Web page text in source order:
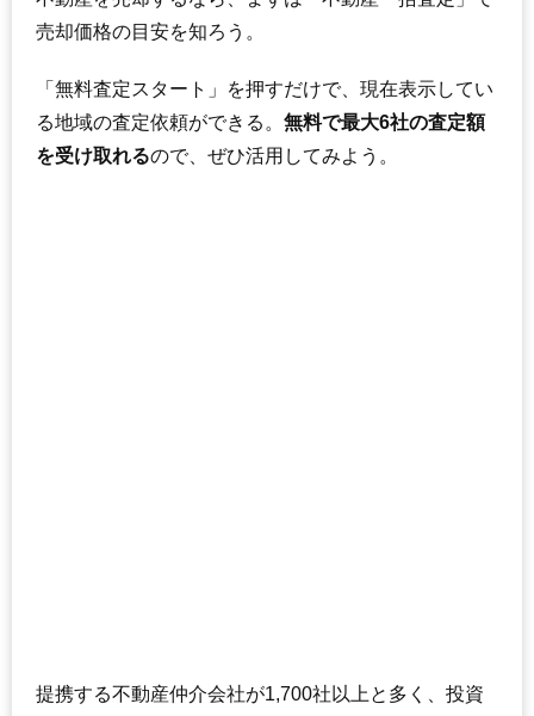
売却価格の目安を知ろう。
「無料査定スタート」を押すだけで、現在表示してい
る地域の査定依頼ができる。 無料で最大6社の査定額
を受け取れるので、ぜひ活用してみよう。
提携する不動産仲介会社が1,700社以上と多く、投資